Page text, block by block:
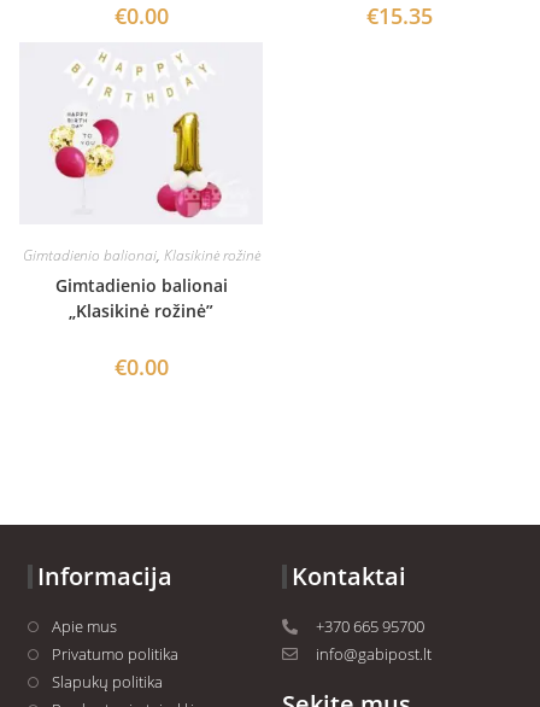
€0.00 €15.35
Gimtadienio balionai, Klasikinė rožinė
Gimtadienio balionai
„Klasikinė rožinė”
€0.00
Informacija
Apie mus
Privatumo politika
Slapukų politika
Kontaktai
+370 665 95700
info@gabipost.lt